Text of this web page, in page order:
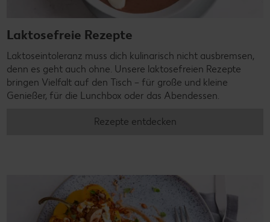
Laktosefreie Rezepte
Laktoseintoleranz muss dich kulinarisch nicht ausbremsen,
denn es geht auch ohne. Unsere laktosefreien Rezepte
bringen Vielfalt auf den Tisch – für große und kleine
Genießer, für die Lunchbox oder das Abendessen.
Rezepte entdecken